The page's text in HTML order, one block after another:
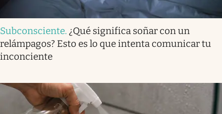
Subconsciente. ¿Qué significa soñar con un
relámpagos? Esto es lo que intenta comunicar tu
inconciente